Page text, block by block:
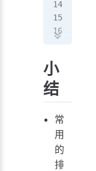
小
结
常
用
的
排